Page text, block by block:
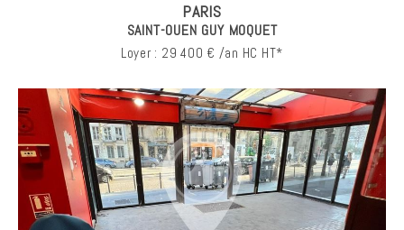
PARIS
SAINT-OUEN GUY MOQUET
Loyer : 29 400 € /an HC HT*